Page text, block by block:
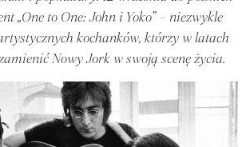
„One to One: John i Yoko” – niezwykle
kochanków, którzy w latach
Nowy Jork w swoją scenę życia.